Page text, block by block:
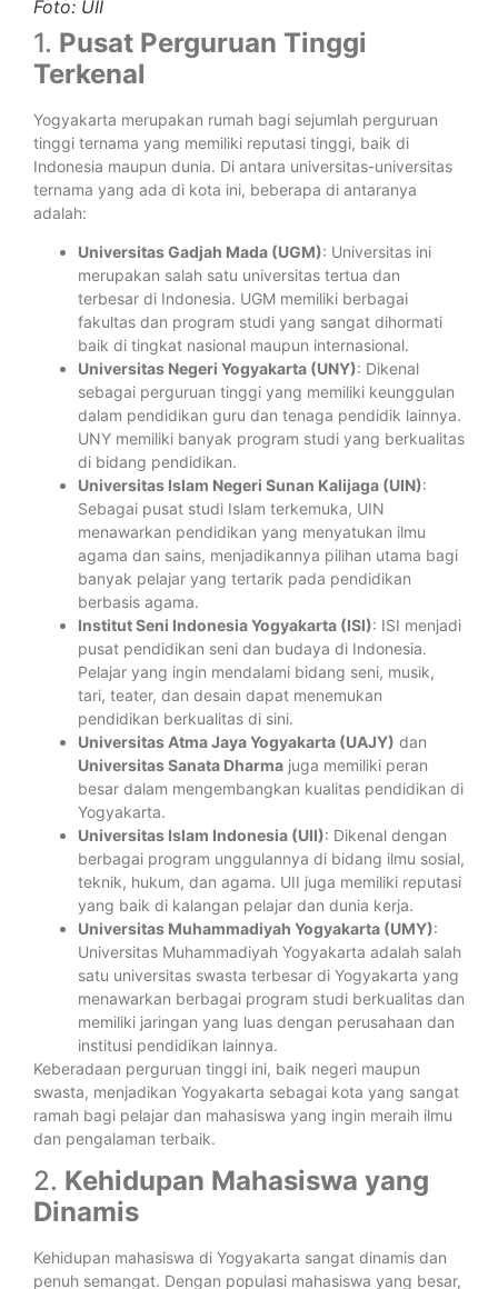
Foto: UII
1. Pusat Perguruan Tinggi
Terkenal
Yogyakarta merupakan rumah bagi sejumlah perguruan
tinggi ternama yang memiliki reputasi tinggi, baik di
Indonesia maupun dunia. Di antara universitas-universitas
ternama yang ada di kota ini, beberapa di antaranya
adalah:
Universitas Gadjah Mada (UGM): Universitas ini
merupakan salah satu universitas tertua dan
terbesar di Indonesia. UGM memiliki berbagai
fakultas dan program studi yang sangat dihormati
baik di tingkat nasional maupun internasional.
Universitas Negeri Yogyakarta (UNY): Dikenal
sebagai perguruan tinggi yang memiliki keunggulan
dalam pendidikan guru dan tenaga pendidik lainnya.
UNY memiliki banyak program studi yang berkualitas
di bidang pendidikan.
Universitas Islam Negeri Sunan Kalijaga (UIN):
Sebagai pusat studi Islam terkemuka, UIN
menawarkan pendidikan yang menyatukan ilmu
agama dan sains, menjadikannya pilihan utama bagi
banyak pelajar yang tertarik pada pendidikan
berbasis agama.
Institut Seni Indonesia Yogyakarta (ISI): ISI menjadi
pusat pendidikan seni dan budaya di Indonesia.
Pelajar yang ingin mendalami bidang seni, musik,
tari, teater, dan desain dapat menemukan
pendidikan berkualitas di sini.
Universitas Atma Jaya Yogyakarta (UAJY) dan
Universitas Sanata Dharma juga memiliki peran
besar dalam mengembangkan kualitas pendidikan di
Yogyakarta.
Universitas Islam Indonesia (UII): Dikenal dengan
berbagai program unggulannya di bidang ilmu sosial,
teknik, hukum, dan agama. UII juga memiliki reputasi
yang baik di kalangan pelajar dan dunia kerja.
Universitas Muhammadiyah Yogyakarta (UMY):
Universitas Muhammadiyah Yogyakarta adalah salah
satu universitas swasta terbesar di Yogyakarta yang
menawarkan berbagai program studi berkualitas dan
memiliki jaringan yang luas dengan perusahaan dan
institusi pendidikan lainnya.
Keberadaan perguruan tinggi ini, baik negeri maupun
swasta, menjadikan Yogyakarta sebagai kota yang sangat
ramah bagi pelajar dan mahasiswa yang ingin meraih ilmu
dan pengalaman terbaik.
2. Kehidupan Mahasiswa yang
Dinamis
Kehidupan mahasiswa di Yogyakarta sangat dinamis dan
penuh semangat. Dengan populasi mahasiswa yang besar,